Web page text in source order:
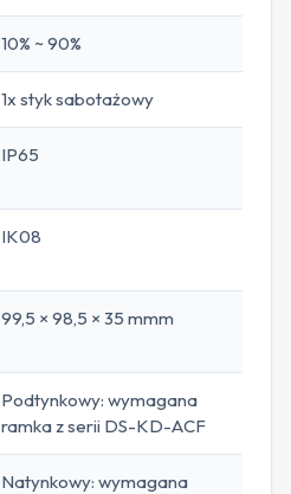
10% ~ 90%
1x styk sabotażowy
IP65
IK08
99,5 × 98,5 × 35 mmm
Podtynkowy: wymagana
ramka z serii DS-KD-ACF
Natynkowy: wymagana